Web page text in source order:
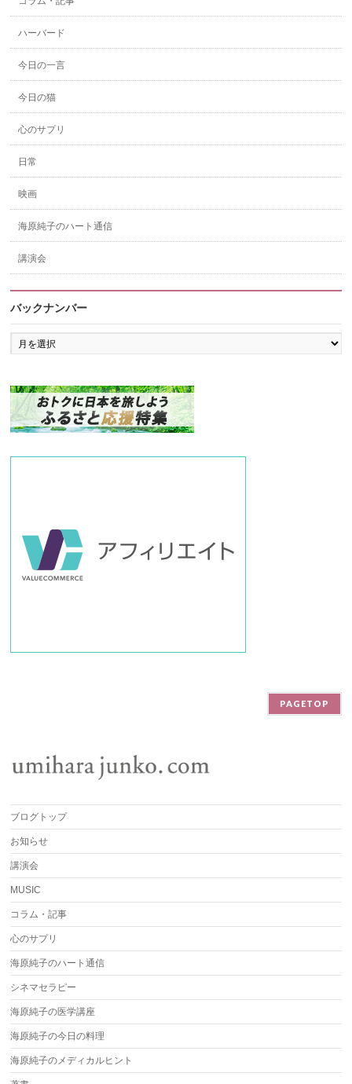
ハーバード
今日の一言
今日の猫
心のサプリ
日常
映画
海原純子のハート通信
講演会
バックナンバー
バ
ッ
ン
バ
ー
PAGETOP
ブログトップ
お知らせ
講演会
MUSIC
コラム・記事
心のサプリ
海原純子のハート通信
シネマセラピー
海原純子の医学講座
海原純子の今日の料理
海原純子のメディカルヒント